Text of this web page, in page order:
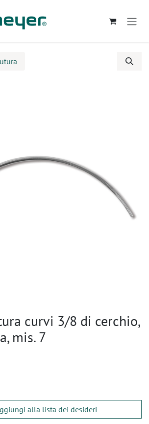
curvi 3/8 di cerchio,
mis. 7
alla lista dei desideri